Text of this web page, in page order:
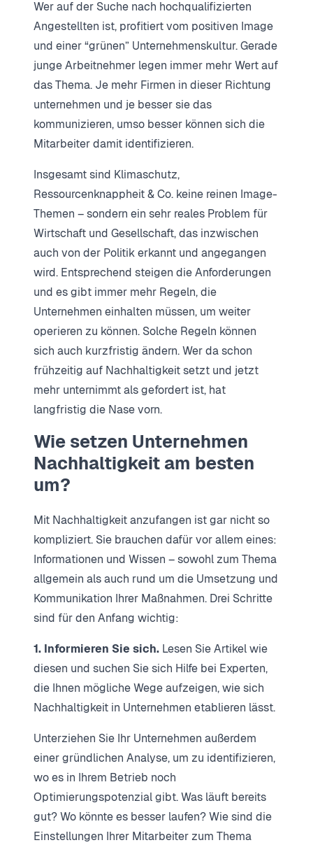
Wer auf der Suche nach hochqualifizierten
Angestellten ist, profitiert vom positiven Image
und einer “grünen” Unternehmenskultur. Gerade
junge Arbeitnehmer legen immer mehr Wert auf
das Thema. Je mehr Firmen in dieser Richtung
unternehmen und je besser sie das
kommunizieren, umso besser können sich die
Mitarbeiter damit identifizieren.
Insgesamt sind Klimaschutz,
Ressourcenknappheit & Co. keine reinen Image-
Themen – sondern ein sehr reales Problem für
Wirtschaft und Gesellschaft, das inzwischen
auch von der Politik erkannt und angegangen
wird. Entsprechend steigen die Anforderungen
und es gibt immer mehr Regeln, die
Unternehmen einhalten müssen, um weiter
operieren zu können. Solche Regeln können
sich auch kurzfristig ändern. Wer da schon
frühzeitig auf Nachhaltigkeit setzt und jetzt
mehr unternimmt als gefordert ist, hat
langfristig die Nase vorn.
Wie setzen Unternehmen
Nachhaltigkeit am besten
um?
Mit Nachhaltigkeit anzufangen ist gar nicht so
kompliziert. Sie brauchen dafür vor allem eines:
Informationen und Wissen – sowohl zum Thema
allgemein als auch rund um die Umsetzung und
Kommunikation Ihrer Maßnahmen. Drei Schritte
sind für den Anfang wichtig:
1. Informieren Sie sich. Lesen Sie Artikel wie
diesen und suchen Sie sich Hilfe bei Experten,
die Ihnen mögliche Wege aufzeigen, wie sich
Nachhaltigkeit in Unternehmen etablieren lässt.
Unterziehen Sie Ihr Unternehmen außerdem
einer gründlichen Analyse, um zu identifizieren,
wo es in Ihrem Betrieb noch
Optimierungspotenzial gibt. Was läuft bereits
gut? Wo könnte es besser laufen? Wie sind die
Einstellungen Ihrer Mitarbeiter zum Thema